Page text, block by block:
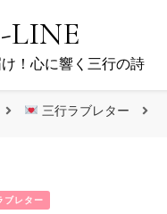
LINE
！心に響く三行の詩
三行ラブレター
ブレター